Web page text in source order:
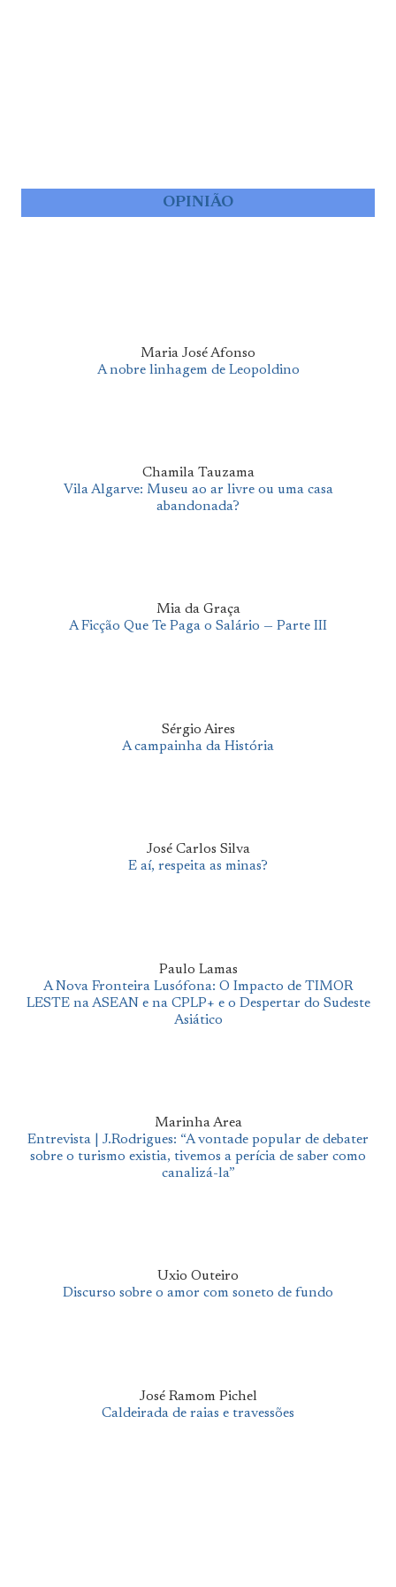
OPINIÃO
Maria José Afonso
A nobre linhagem de Leopoldino
Chamila Tauzama
Vila Algarve: Museu ao ar livre ou uma casa
abandonada?
Mia da Graça
A Ficção Que Te Paga o Salário — Parte III
Sérgio Aires
A campainha da História
José Carlos Silva
E aí, respeita as minas?
Paulo Lamas
A Nova Fronteira Lusófona: O Impacto de TIMOR
LESTE na ASEAN e na CPLP+ e o Despertar do Sudeste
Asiático
Marinha Area
Entrevista | J.Rodrigues: “A vontade popular de debater
sobre o turismo existia, tivemos a perícia de saber como
canalizá-la”
Uxio Outeiro
Discurso sobre o amor com soneto de fundo
José Ramom Pichel
Caldeirada de raias e travessões